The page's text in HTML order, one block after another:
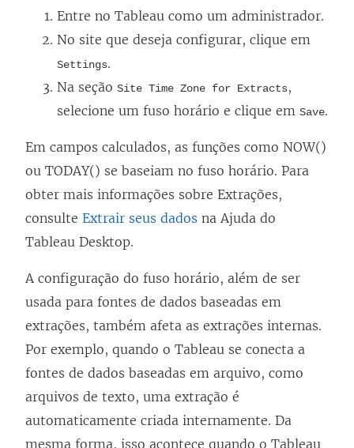
Entre no Tableau como um administrador.
No site que deseja configurar, clique em
Settings.
Na seção Site Time Zone for Extracts,
selecione um fuso horário e clique em Save.
Em campos calculados, as funções como NOW()
ou TODAY() se baseiam no fuso horário. Para
obter mais informações sobre Extrações,
consulte Extrair seus dados na Ajuda do
Tableau Desktop.
A configuração do fuso horário, além de ser
usada para fontes de dados baseadas em
extrações, também afeta as extrações internas.
Por exemplo, quando o Tableau se conecta a
fontes de dados baseadas em arquivo, como
arquivos de texto, uma extração é
automaticamente criada internamente. Da
mesma forma, isso acontece quando o Tableau